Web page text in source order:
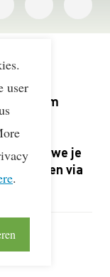
Team
je
we je
boeken via
user
.